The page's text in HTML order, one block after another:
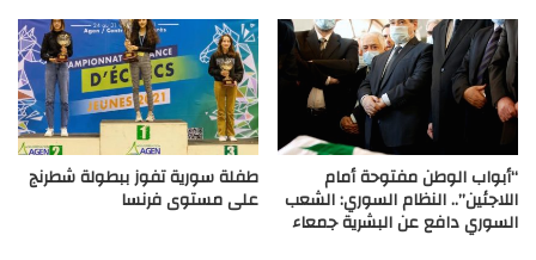
“أبواب الوطن مفتوحة أمام
اللاجئين”.. النظام السوري: الشعب
السوري دافع عن البشرية جمعاء
طفلة سورية تفوز ببطولة شطرنج
على مستوى فرنسا